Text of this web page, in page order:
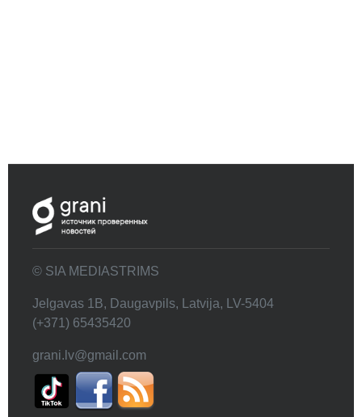
© SIA MEDIASTRIMS
Jelgavas 1B, Daugavpils, Latvija, LV-5404
(+371) 65435420
grani.lv@gmail.com